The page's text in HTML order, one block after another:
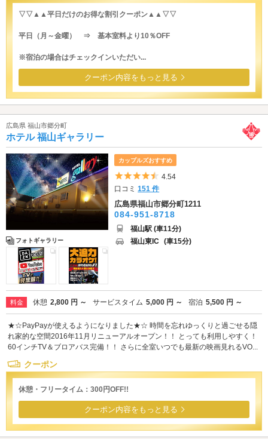
▽▽▲▲平日だけのお得な割引クーポン▲▲▽▽
平日（月～金曜） ⇒ 基本室料より10％OFF
※宿泊の場合はチェックインいただい...
クーポン内容をもっと見る
広島県 福山市郷分町
ホテル 福山ギャラリー
フォトギャラリー
カップルズおすすめ
5つ星のうち4.5
4.54
口コミ151 件
広島県福山市郷分町1211
084-951-8718
福山駅 (車11分)
福山東IC (車15分)
料金 休憩 2,800 円 ～ サービスタイム 5,000 円 ～ 宿泊 5,500 円 ～
★☆PayPayが使えるようになりました★☆ 時間を忘れゆっくりと過ごせる隠
れ家的な空間2016年11月リニューアルオープン！！ とっても利用しやすく！
60インチTV＆ブロアバス完備！！ さらに全室いつでも最新の映画見れるVO...
クーポン
休憩・フリータイム：300円OFF!!
クーポン内容をもっと見る